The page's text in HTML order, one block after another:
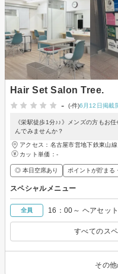
Hair Set Salon Tree.
-
(-件)6月12日掲載
《栄駅徒歩1分♪♪》メンズの方もお
んでみませんか？
アクセス：名古屋市営地下鉄東山
カット単価： -
◎ 本日空席あり ポイントが貯まる
スペシャルメニュー
全員 16：00～ ヘアセット
すべてのス
その